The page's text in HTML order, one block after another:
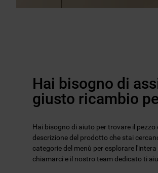
Hai bisogno di
giusto ricambio
Hai bisogno di aiuto per trovare il
descrizione del prodotto che stai
categorie del menù per esplorare l'intera
chiamarci e il nostro team dedicato ti